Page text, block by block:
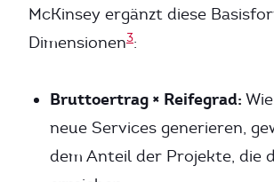
McKinsey ergänzt diese
Dimensionen3:
Bruttoertrag × Reifegrad:
neue Services generieren,
dem Anteil der Projekte, die